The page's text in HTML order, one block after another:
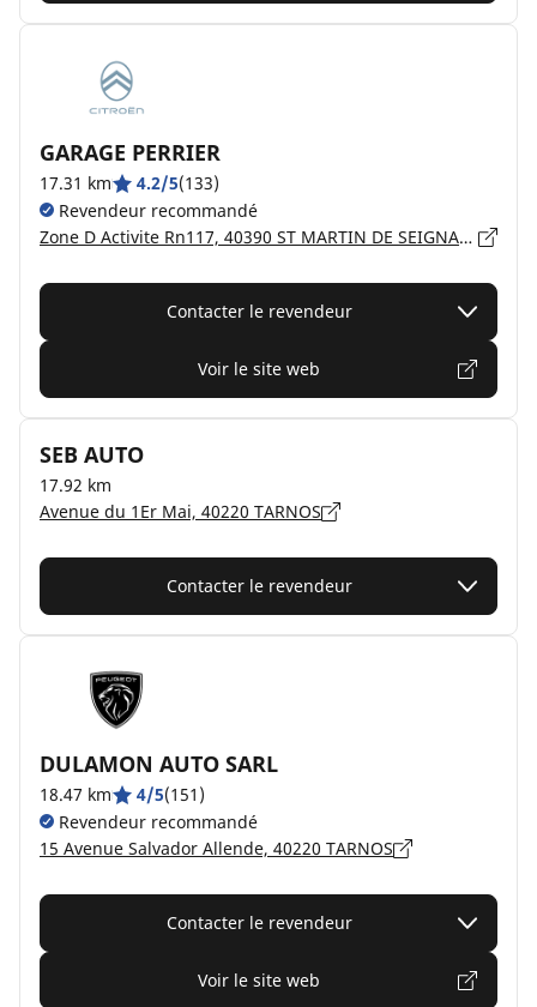
GARAGE PERRIER
17.31 km 4.2/5(133)
Revendeur recommandé
Zone D Activite Rn117, 40390 ST MARTIN DE SEIGNANX
Contacter le revendeur
Voir le site web
SEB AUTO
17.92 km
Avenue du 1Er Mai, 40220 TARNOS
Contacter le revendeur
DULAMON AUTO SARL
18.47 km 4/5(151)
Revendeur recommandé
15 Avenue Salvador Allende, 40220 TARNOS
Contacter le revendeur
Voir le site web